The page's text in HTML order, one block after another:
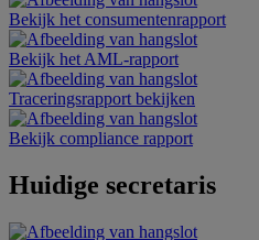
Bekijk het consumentenrapport
Bekijk het AML-rapport
Traceringsrapport bekijken
Bekijk compliance rapport
Huidige secretaris